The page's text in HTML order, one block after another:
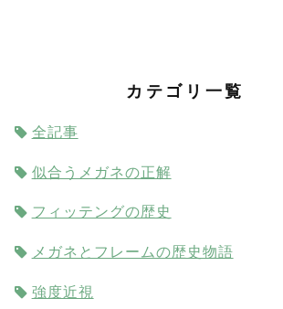
カテゴリ一覧
全記事
似合うメガネの正解
フィッテングの歴史
メガネとフレームの歴史物語
強度近視